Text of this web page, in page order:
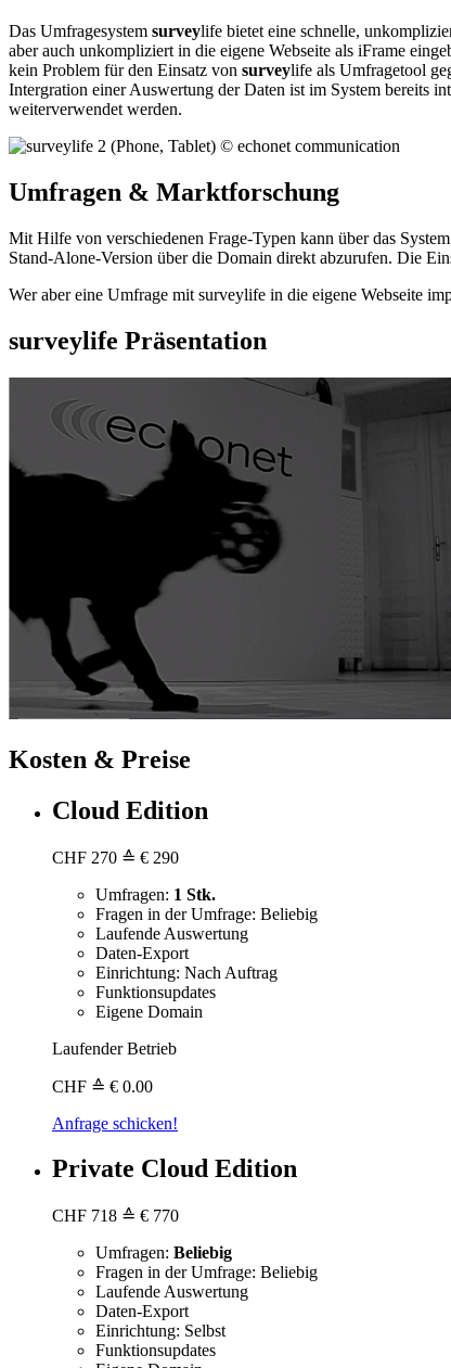
Das Umfragesystem surveylife bietet eine schnelle,
aber auch unkompliziert in die eigene Webseite als iFrame
kein Problem für den Einsatz von surveylife als Umfragetool
Intergration einer Auswertung der Daten ist im System bereits
weiterverwendet werden.
Umfragen & Marktforschung
Mit Hilfe von verschiedenen Frage-Typen kann über das System
Stand-Alone-Version über die Domain direkt abzurufen. Die
Wer aber eine Umfrage mit surveylife in die eigene Webseite
surveylife Präsentation
Kosten & Preise
Cloud Edition
CHF 270 ≙ € 290
Umfragen: 1 Stk.
Fragen in der Umfrage: Beliebig
Laufende Auswertung
Daten-Export
Einrichtung: Nach Auftrag
Funktionsupdates
Eigene Domain
Laufender Betrieb
CHF ≙ € 0.00
Anfrage schicken!
Private Cloud Edition
CHF 718 ≙ € 770
Umfragen: Beliebig
Fragen in der Umfrage: Beliebig
Laufende Auswertung
Daten-Export
Einrichtung: Selbst
Funktionsupdates